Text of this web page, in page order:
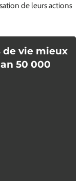
de leurs actions
de vie mieux
50 000